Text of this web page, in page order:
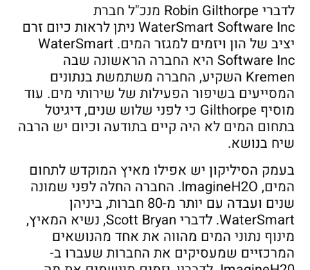
לדברי Robin Gilthorpe מנכ"ל חברת
WaterSmart Software Inc ניתן לראות כיום זרם
יציב של הון ויזמים למגזר המים. WaterSmart
Software Inc היא החברה הראשונה שבה
Kremen השקיע, החברה משתמשת בנתונים
המסייעים בשיפור הפעילות של שירותי מים. עוד
מוסיף Gilthorpe כי לפני שלוש שנים, דיגיטל
בתחום המים לא היה קיים בתודעה וכיום יש הרבה
שיח בנושא.
בעמק הסיליקון יש אפילו מאיץ המוקדש לתחום
המים, ImagineH2O. החברה החלה לפני שמונה
שנים ועבדה עם יותר מ-80 חברות, ביניהן
WaterSmart. לדברי Scott Bryan, נשיא המאיץ,
מינוף נתוני המים מהווה את אחד מהנושאים
המרכזיים שמעסיקים את החברות שעברו ב-